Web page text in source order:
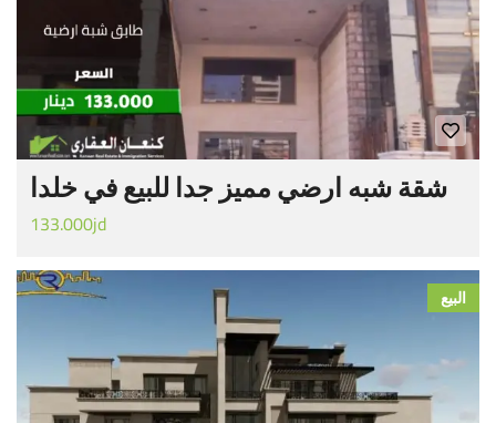
شقة شبه ارضي مميز جدا للبيع في خلدا
133.000jd
البيع